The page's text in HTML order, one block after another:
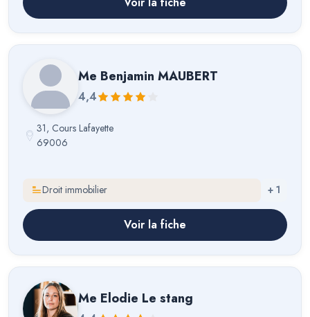
Me Benjamin MAUBERT
4,4
31, Cours Lafayette
69006
Droit immobilier + 1
Voir la fiche
Me Elodie Le stang